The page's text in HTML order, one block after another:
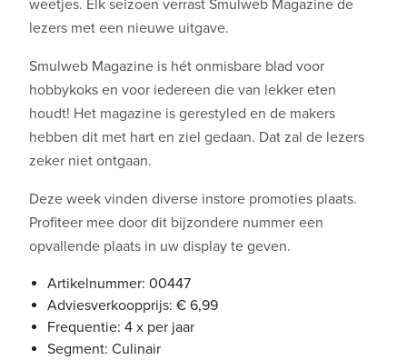
weetjes. Elk seizoen verrast Smulweb Magazine de
lezers met een nieuwe uitgave.
Smulweb Magazine is hét onmisbare blad voor
hobbykoks en voor iedereen die van lekker eten
houdt! Het magazine is gerestyled en de makers
hebben dit met hart en ziel gedaan. Dat zal de lezers
zeker niet ontgaan.
Deze week vinden diverse instore promoties plaats.
Profiteer mee door dit bijzondere nummer een
opvallende plaats in uw display te geven.
Artikelnummer: 00447
Adviesverkoopprijs: € 6,99
Frequentie: 4 x per jaar
Segment: Culinair